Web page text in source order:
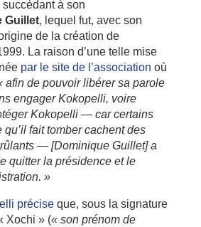
succédant à son
Guillet, lequel fut, avec son
de la création de
La raison d’une telle mise
par le site de l’association où
afin de pouvoir libérer sa parole
engager Kokopelli, voire
Kokopelli — car certains
fait tomber cachent des
— [Dominique Guillet] a
quitter la présidence et le
»
préciseque, sous la signature
Xochi » (« son prénom de